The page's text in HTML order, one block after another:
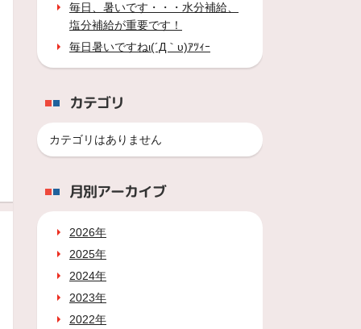
毎日、暑いです・・・水分補給、
塩分補給が重要です！
毎日暑いですねι(´Д｀υ)ｱﾂｨｰ
カテゴリ
カテゴリはありません
月別アーカイブ
2026年
2025年
2024年
2023年
2022年